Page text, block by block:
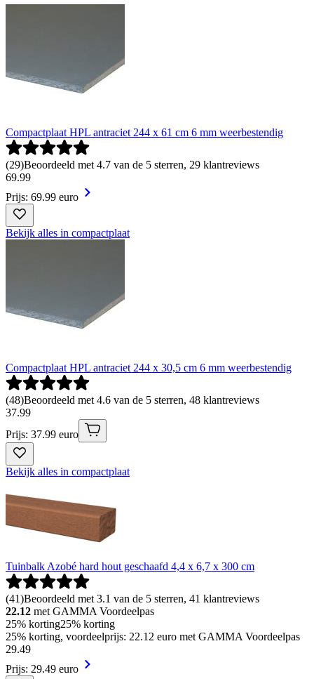
Compactplaat HPL antraciet 244 x 61 cm 6 mm weerbestendig
(29)Beoordeeld met 4.7 van de 5 sterren, 29 klantreviews
69.99
Prijs: 69.99 euro
Bekijk alles in compactplaat
Compactplaat HPL antraciet 244 x 30,5 cm 6 mm weerbestendig
(48)Beoordeeld met 4.6 van de 5 sterren, 48 klantreviews
37.99
Prijs: 37.99 euro
Bekijk alles in compactplaat
Tuinbalk Azobé hard hout geschaafd 4,4 x 6,7 x 300 cm
(41)Beoordeeld met 3.1 van de 5 sterren, 41 klantreviews
22.12 met GAMMA Voordeelpas
25% korting25% korting
25% korting, voordeelprijs: 22.12 euro met GAMMA Voordeelpas
29.49
Prijs: 29.49 euro